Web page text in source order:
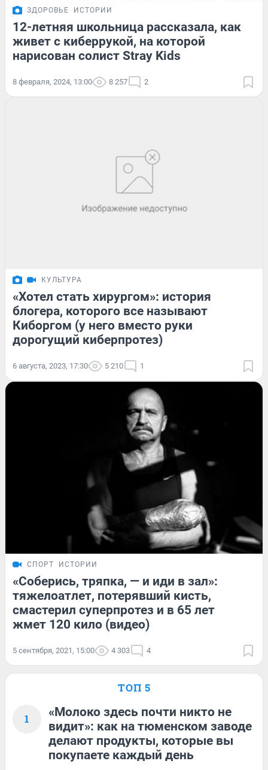
ЗДОРОВЬЕ ИСТОРИИ
12-летняя школьница рассказала, как
живет с киберрукой, на которой
нарисован солист Stray Kids
8 февраля, 2024, 13:00 8 257 2
КУЛЬТУРА
«Хотел стать хирургом»: история
блогера, которого все называют
Киборгом (у него вместо руки
дорогущий киберпротез)
6 августа, 2023, 17:30 5 210 1
СПОРТ ИСТОРИИ
«Соберись, тряпка, — и иди в зал»:
тяжелоатлет, потерявший кисть,
смастерил суперпротез и в 65 лет
жмет 120 кило (видео)
5 сентября, 2021, 15:00 4 303 4
ТОП 5
1
«Молоко здесь почти никто не
видит»: как на тюменском заводе
делают продукты, которые вы
покупаете каждый день